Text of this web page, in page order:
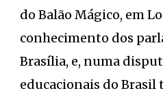
do Balão Mágico, em
conhecimento dos
Brasília, e, numa
educacionais do Brasil